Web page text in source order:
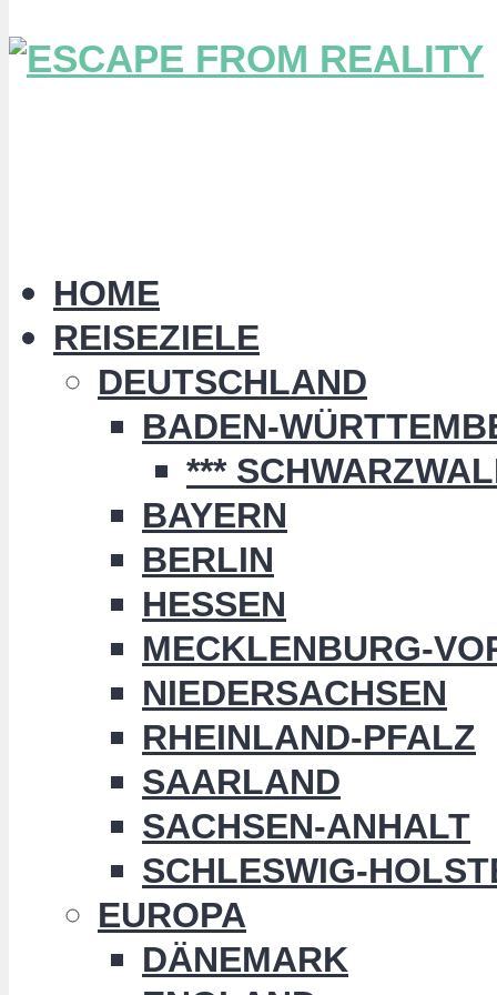
HOME
REISEZIELE
DEUTSCHLAND
BADEN-
***
BAYERN
BERLIN
HESSEN
MECKLENBURG-
NIEDERSACHSEN
RHEINLAND-PFALZ
SAARLAND
SACHSEN-ANHALT
SCHLESWIG-
EUROPA
DÄNEMARK